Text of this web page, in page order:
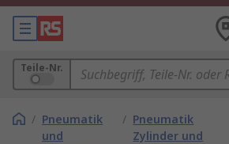
Teile-Nr.
/ Pneumatik
und
/ Pneumatik
Zylinder und